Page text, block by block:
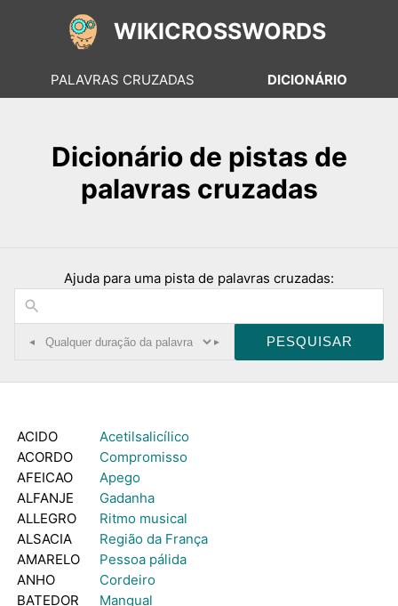
WIKICROSSWORDS
PALAVRAS CRUZADAS DICIONÁRIO
Dicionário de pistas de
palavras cruzadas
Ajuda para uma pista de palavras cruzadas:
◂ ▸
ACIDO
Acetilsalicílico
ACORDO
Compromisso
AFEICAO
Apego
ALFANJE
Gadanha
ALLEGRO
Ritmo musical
ALSACIA
Região da França
AMARELO
Pessoa pálida
ANHO
Cordeiro
BATEDOR
Mangual